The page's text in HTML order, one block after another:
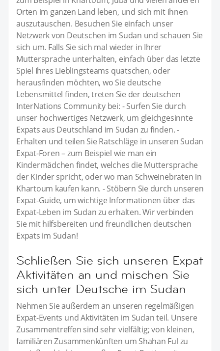
Orten im ganzen Land leben, und sich mit ihnen
auszutauschen. Besuchen Sie einfach unser
Netzwerk von Deutschen im Sudan und schauen Sie
sich um. Falls Sie sich mal wieder in Ihrer
Muttersprache unterhalten, einfach über das letzte
Spiel Ihres Lieblingsteams quatschen, oder
herausfinden möchten, wo Sie deutsche
Lebensmittel finden, treten Sie der deutschen
InterNations Community bei: - Surfen Sie durch
unser hochwertiges Netzwerk, um gleichgesinnte
Expats aus Deutschland im Sudan zu finden. -
Erhalten und teilen Sie Ratschläge in unseren Sudan
Expat-Foren – zum Beispiel wie man ein
Kindermädchen findet, welches die Muttersprache
der Kinder spricht, oder wo man Schweinebraten in
Khartoum kaufen kann. - Stöbern Sie durch unseren
Expat-Guide, um wichtige Informationen über das
Expat-Leben im Sudan zu erhalten. Wir verbinden
Sie mit hilfsbereiten und freundlichen deutschen
Expats im Sudan!
Schließen Sie sich unseren Expat
Aktivitäten an und mischen Sie
sich unter Deutsche im Sudan
Nehmen Sie außerdem an unseren regelmäßigen
Expat-Events und Aktivitäten im Sudan teil. Unsere
Zusammentreffen sind sehr vielfältig; von kleinen,
familiären Zusammenkünften um Shahan Ful zu